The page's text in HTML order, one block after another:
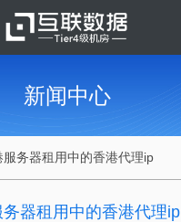
新闻中心
服务器租用中的香港代理ip
器租用中的香港代理ip